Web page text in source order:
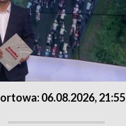
06.08.2026, 21:55